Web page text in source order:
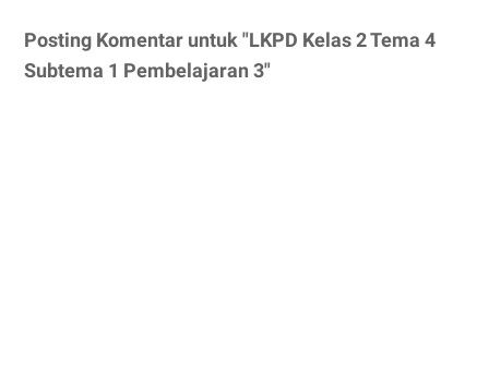
Posting Komentar untuk "LKPD Kelas 2 Tema 4
Subtema 1 Pembelajaran 3"